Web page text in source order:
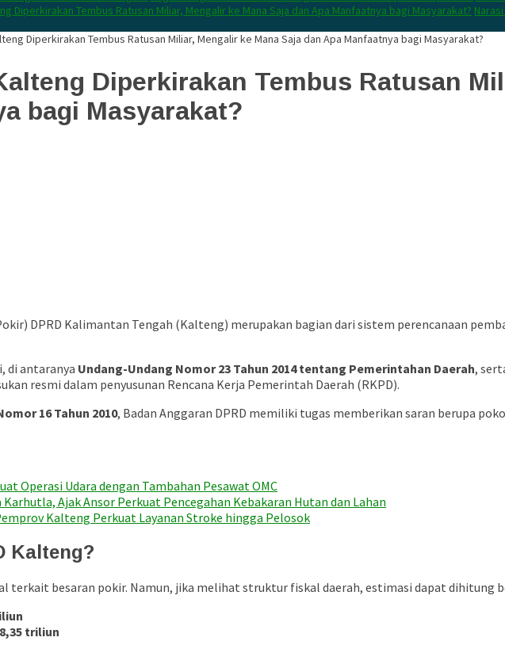
Diperkirakan Tembus Ratusan Miliar, Mengalir ke Mana Saja dan Apa Manfaatnya bagi Masyarakat?
Diperkirakan Tembus Ratusan Miliar, Mengalir ke Mana Saja dan Apa Manfaatnya bagi Masyarakat?
Diperkirakan Tembus Ratusan
bagi Masyarakat?
DPRD Kalimantan Tengah (Kalteng) merupakan bagian dari sistem perencanaan
di antaranya Undang-Undang Nomor 23 Tahun 2014 tentang Pemerintahan Daerah,
resmi dalam penyusunan Rencana Kerja Pemerintah Daerah (RKPD).
16 Tahun 2010, Badan Anggaran DPRD memiliki tugas memberikan saran berupa
Operasi Udara dengan Tambahan Pesawat OMC
Ajak Ansor Perkuat Pencegahan Kebakaran Hutan dan Lahan
Kalteng Perkuat Layanan Stroke hingga Pelosok
Kalteng?
terkait besaran pokir. Namun, jika melihat struktur fiskal daerah, estimasi dapat dihitung
triliun